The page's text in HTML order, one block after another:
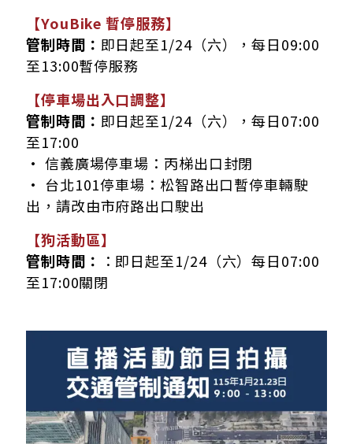
【YouBike 暫停服務】
管制時間： 即日起至1/24（六），每日09:00
至13:00暫停服務
【停車場出入口調整】
管制時間： 即日起至1/24（六），每日07:00
至17:00
• 信義廣場停車場：丙梯出口封閉
• 台北101停車場：松智路出口暫停車輛駛
出，請改由市府路出口駛出
【狗活動區】
管制時間：
：即日起至1/24（六）每日07:00
至17:00關閉